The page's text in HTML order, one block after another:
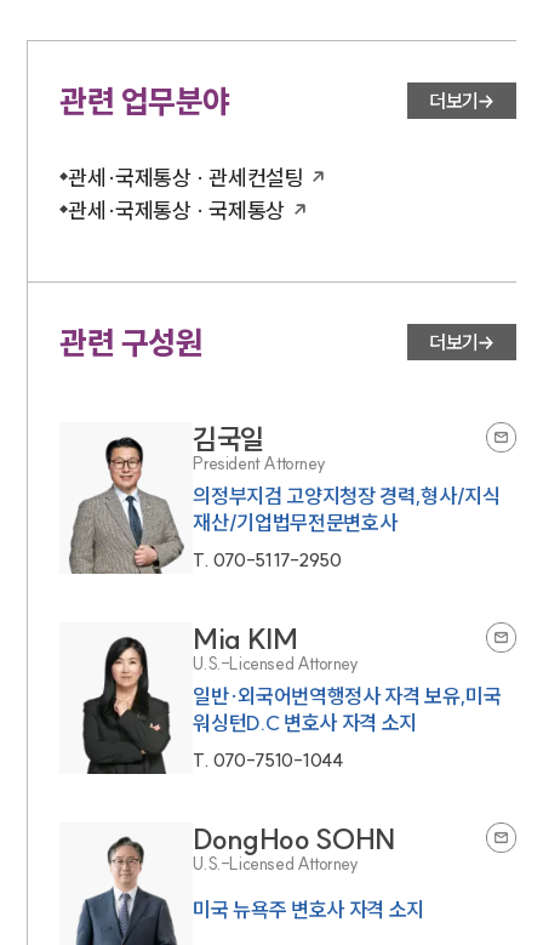
관련 업무분야 더보기
관세·국제통상 · 관세컨설팅
관세·국제통상 · 국제통상
관련 구성원 더보기
김국일
President Attorney
의정부지검 고양지청장 경력,형사/지식
재산/기업법무전문변호사
T. 070-5117-2950
Mia KIM
U.S.-Licensed Attorney
일반·외국어번역행정사 자격 보유,미국
워싱턴D.C 변호사 자격 소지
T. 070-7510-1044
DongHoo SOHN
U.S.-Licensed Attorney
미국 뉴욕주 변호사 자격 소지